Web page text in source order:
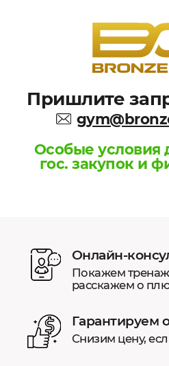
Пришлите
Особые условия
гос. закупок и
Онлайн-
Покажем
расскажем о
Гарантируем
Снизим цену,